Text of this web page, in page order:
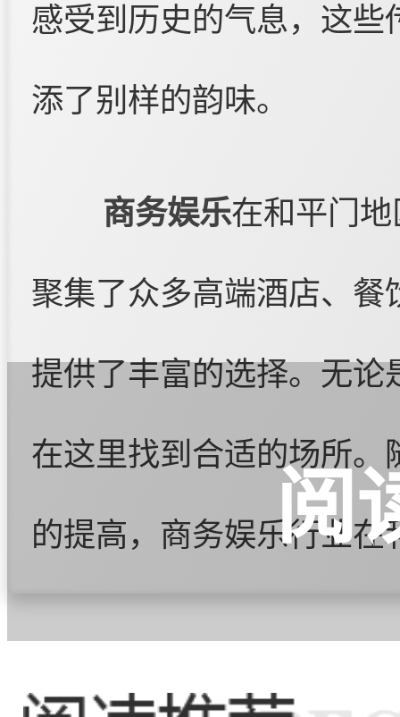
感受到历史的气息，这
添了别样的韵味。
商务娱乐在和平门
聚集了众多高端酒店、
提供了丰富的选择。无
在这里找到合适的场所
的提高，商务娱乐行业
域增添了独特的活力。
阅